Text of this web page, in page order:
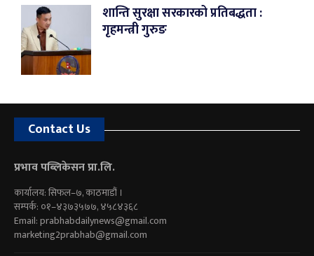
शान्ति सुरक्षा सरकारको प्रतिबद्धता :
गृहमन्त्री गुरुङ
Contact Us
प्रभाव पब्लिकेसन प्रा.लि.
कार्यालय: सिफल–७, काठमाडौं ।
सम्पर्क: ०१–४३७३५७७, ४५८४३६८
Email:prabhabdailynews@gmail.com
marketing2prabhab@gmail.com